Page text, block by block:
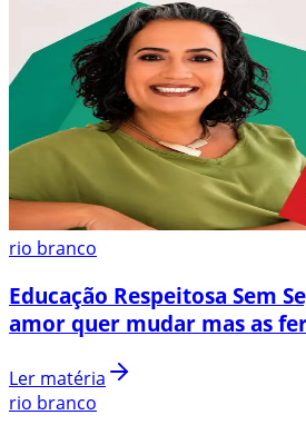
rio branco
Educação Respeitosa Sem
amor quer mudar mas as
Ler matéria
rio branco